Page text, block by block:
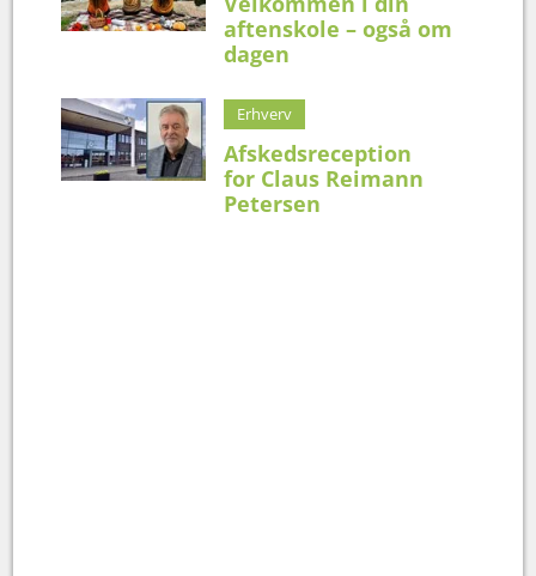
aftenskole – også om
dagen
Erhverv
Afskedsreception
for Claus Reimann
Petersen